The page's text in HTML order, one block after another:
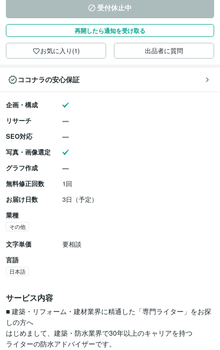
受付休止中
再開したら通知を受け取る
お気に入り(1) 出品者に質問
ココナラの安心保証
企画・構成
リサーチ
SEO対応
写真・画像選定
グラフ作成
無料修正回数
1回
お届け日数
3日（予定）
業種
その他
文字単価
要相談
言語
日本語
サービス内容
■ 建築・リフォーム・建材業界に精通した「専門ライター」をお探
しの方へ
はじめまして、建築・防水業界で30年以上のキャリアを持つ
ライターの防水アドバイザーです。